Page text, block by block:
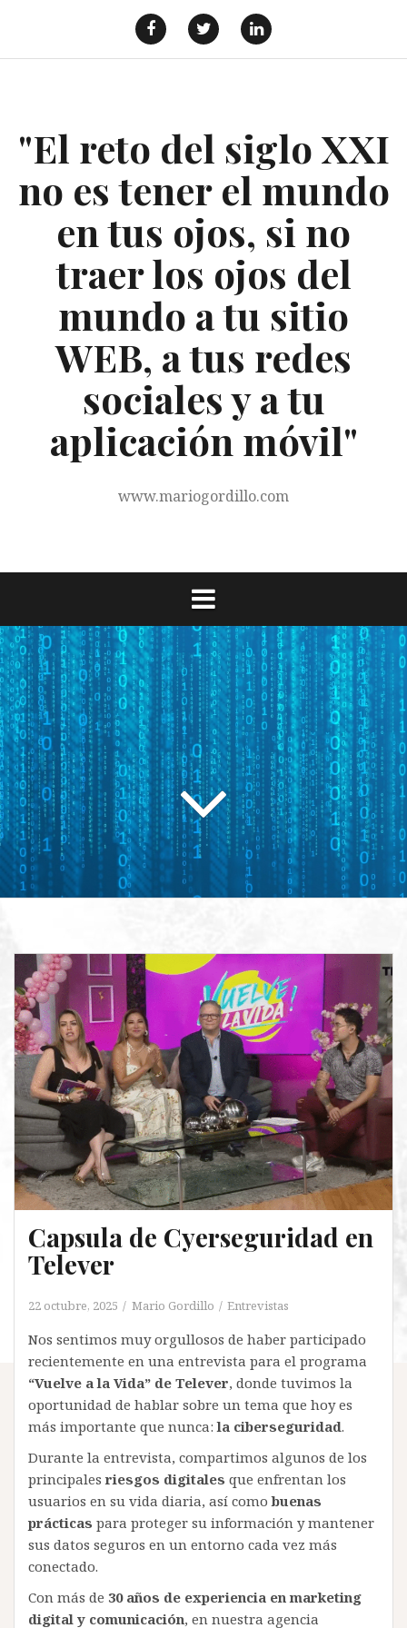
contenido
FacebookTwitter Linkedin
"El reto del siglo XXI
no es tener el mundo
en tus ojos, si no
traer los ojos del
mundo a tu sitio
WEB, a tus redes
sociales y a tu
aplicación móvil"
www.mariogordillo.com
Capsula de Cyerseguridad en
Telever
22 octubre, 2025 Mario Gordillo Entrevistas
Nos sentimos muy orgullosos de haber participado
recientemente en una entrevista para el programa
“Vuelve a la Vida” de Telever, donde tuvimos la
oportunidad de hablar sobre un tema que hoy es
más importante que nunca:la ciberseguridad.
Durante la entrevista, compartimos algunos de los
principalesriesgos digitales que enfrentan los
usuarios en su vida diaria, así comobuenas
prácticas para proteger su información y mantener
sus datos seguros en un entorno cada vez más
conectado.
Con más de 30 años de experiencia en marketing
digital y comunicación, en nuestra agencia